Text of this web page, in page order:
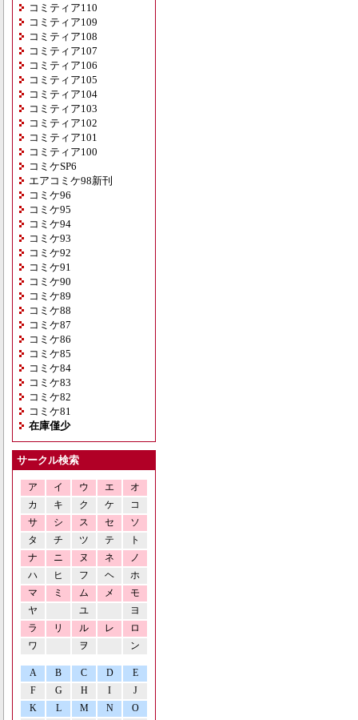
コミティア110
コミティア109
コミティア108
コミティア107
コミティア106
コミティア105
コミティア104
コミティア103
コミティア102
コミティア101
コミティア100
コミケSP6
エアコミケ98新刊
コミケ96
コミケ95
コミケ94
コミケ93
コミケ92
コミケ91
コミケ90
コミケ89
コミケ88
コミケ87
コミケ86
コミケ85
コミケ84
コミケ83
コミケ82
コミケ81
在庫僅少
サークル検索
ア イ ウ エ
オ
カ
キ ク ケ
コ
サ
シ ス セ
ソ
タ
チ ツ テ
ト
ナ
ニ ヌ ネ
ノ
ハ
ヒ フ ヘ
ホ
マ
ミ ム メ
モ
ヤ
ユ
ヨ
ラ
リ ル レ
ロ
ワ
ヲ ン
A B C D
E
F
G H I
J
K
L M N O